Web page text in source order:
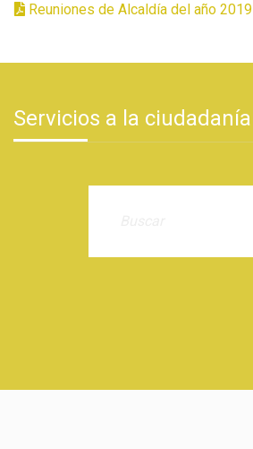
Reuniones de Alcaldía del año 2019
Servicios a la ciudadanía